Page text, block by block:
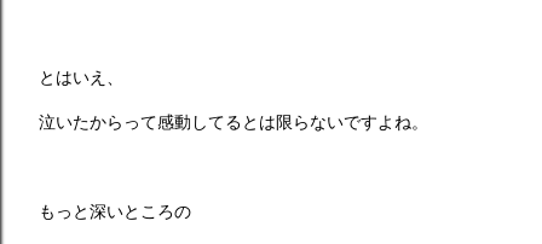
とはいえ、
泣いたからって感動してるとは限らないですよね。
もっと深いところの